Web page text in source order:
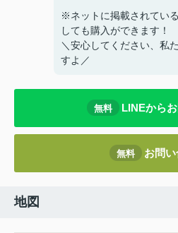
※ネットに掲載されてい
しても購入ができます！
＼安心してください、私
すよ／
無料 LINEから
無料 お問
地図